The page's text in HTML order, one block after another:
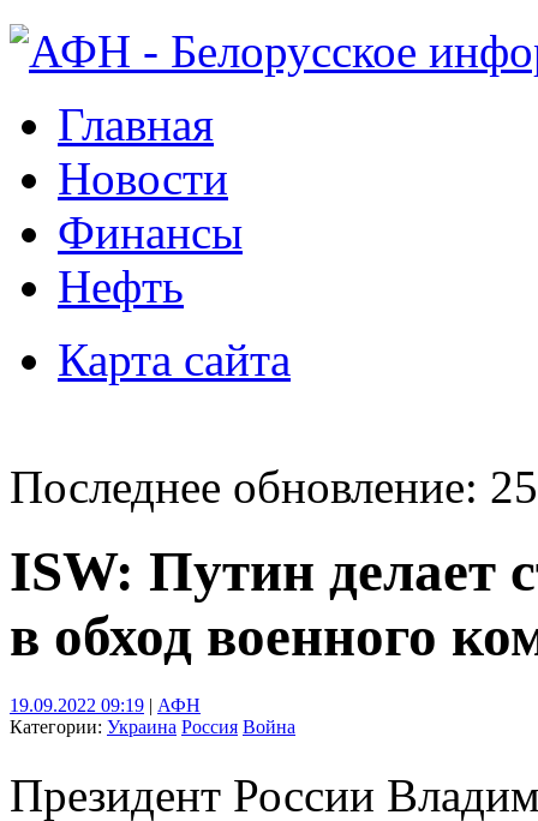
Главная
Новости
Финансы
Нефть
Карта сайта
Последнее обновление:
ISW: Путин делает
в обход военного
19.09.2022 09:19 | АФН
Категории: Украина Россия Война
Президент России